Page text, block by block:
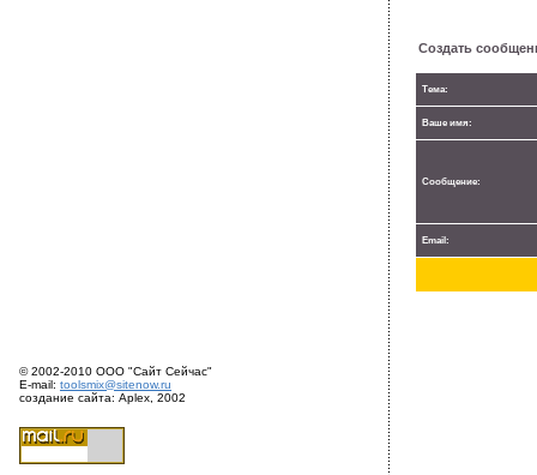
Создать
Тема:
Ваше имя:
Сообщение:
Email:
© 2002-2010 ООО "Сайт Сейчас"
E-mail: toolsmix@sitenow.ru
создание сайта: Aplex, 2002